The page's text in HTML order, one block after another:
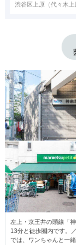
渋谷区上原 （代々木上
左上・京王井の頭線「
13分と徒歩圏内です。
では、ワンちゃんと一